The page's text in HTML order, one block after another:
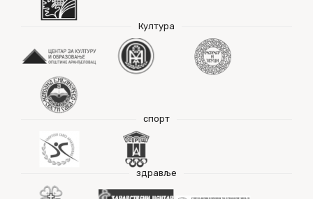
Култура
спорт
здравље